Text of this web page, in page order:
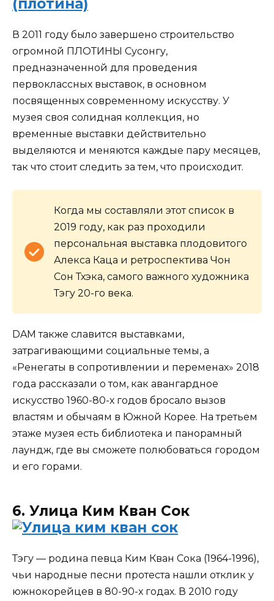
В 2011 году было завершено строительство
огромной ПЛОТИНЫ Сусонгу,
предназначенной для проведения
первоклассных выставок, в основном
посвященных современному искусству. У
музея своя солидная коллекция, но
временные выставки действительно
выделяются и меняются каждые пару месяцев,
так что стоит следить за тем, что происходит.
Когда мы составляли этот список в
2019 году, как раз проходили
персональная выставка плодовитого
Алекса Каца и ретроспектива Чон
Сон Тхэка, самого важного художника
Тэгу 20-го века.
DAM также славится выставками,
затрагивающими социальные темы, а
«Ренегаты в сопротивлении и переменах» 2018
года рассказали о том, как авангардное
искусство 1960-80-х годов бросало вызов
властям и обычаям в Южной Корее. На третьем
этаже музея есть библиотека и панорамный
лаундж, где вы сможете полюбоваться городом
и его горами.
6. Улица Ким Кван Сок
Тэгу — родина певца Ким Кван Сока (1964-1996),
чьи народные песни протеста нашли отклик у
южнокорейцев в 80-90-х годах. В 2010 году